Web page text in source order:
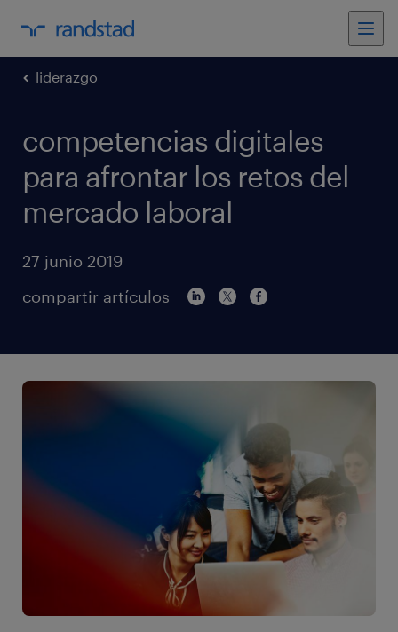
liderazgo
competencias digitales
para afrontar los retos del
mercado laboral
27 junio 2019
compartir artículos